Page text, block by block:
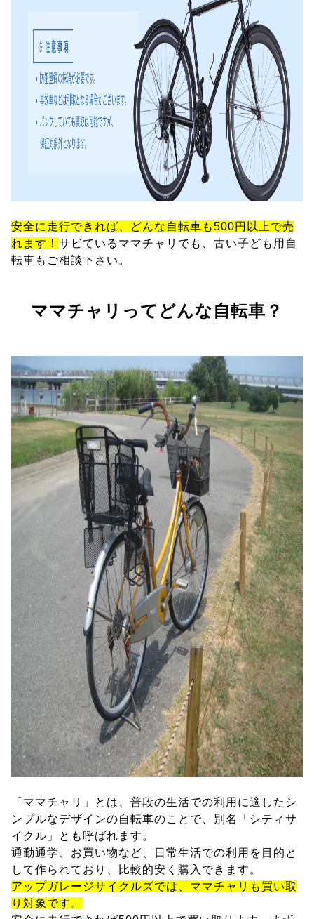
安全に走行できれば、どんな自転車も500円以上で売
れます！ サビているママチャリでも、古い子ども用自
転車もご相談下さい。
ママチャリってどんな自転車？
「ママチャリ」とは、普段の生活での利用に適したシ
ンプルなデザインの自転車のことで、別名「シティサ
イクル」とも呼ばれます。
通勤通学、お買い物など、日常生活での利用を目的と
して作られており、比較的安く購入できます。
アップガレージサイクルズでは、ママチャリも買い取
り対象です。